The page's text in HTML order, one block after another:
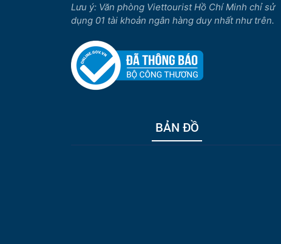
Lưu ý: Văn phòng Viettourist Hồ Chí Minh chỉ sử
dụng 01 tài khoản ngân hàng duy nhất như trên.
BẢN ĐỒ